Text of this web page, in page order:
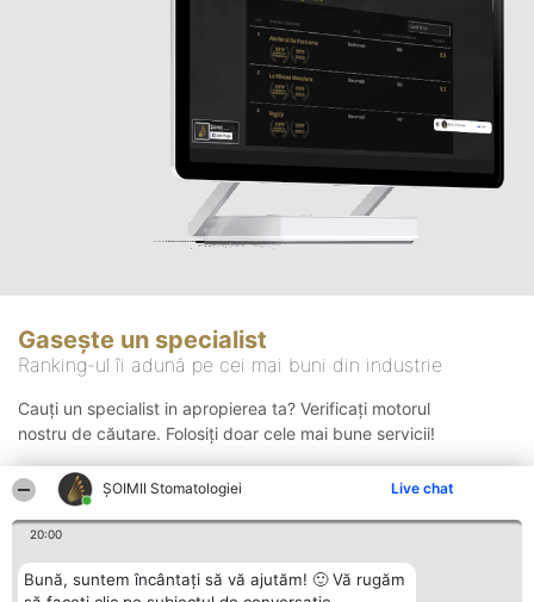
ȘOIMII Stomatologiei Live chat
20:00
Bună, suntem încântați să vă ajutăm! 🙂 Vă rugăm
Gasește un specialist
Ranking-ul îi adună pe cei mai buni din industrie
Cauți un specialist in apropierea ta? Verificați motorul
nostru de căutare. Folosiți doar cele mai bune servicii!